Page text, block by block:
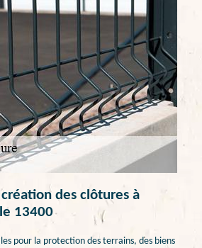
des clôtures à
13400
pour la protection des terrains, des biens